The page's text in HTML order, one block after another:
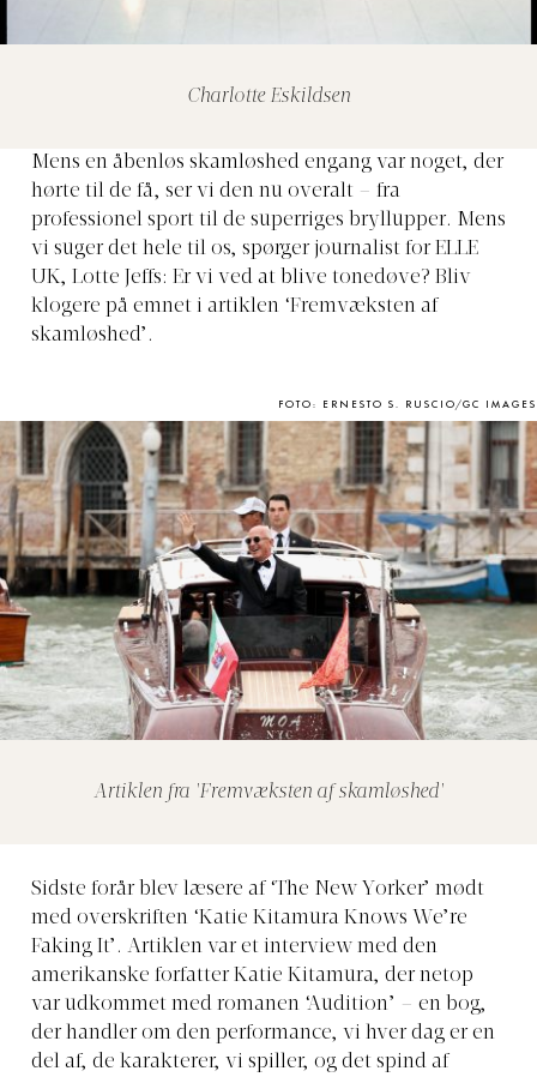
Charlotte Eskildsen
Mens en åbenløs skamløshed engang var noget, der
hørte til de få, ser vi den nu overalt – fra
professionel sport til de superriges bryllupper. Mens
vi suger det hele til os, spørger journalist for ELLE
UK, Lotte Jeffs: Er vi ved at blive tonedøve? Bliv
klogere på emnet i artiklen ‘Fremvæksten af
skamløshed’.
FOTO: ERNESTO S. RUSCIO/GC IMAGES
Artiklen fra 'Fremvæksten af skamløshed'
Sidste forår blev læsere af ‘The New Yorker’ mødt
med overskriften ‘Katie Kitamura Knows We’re
Faking It’. Artiklen var et interview med den
amerikanske forfatter Katie Kitamura, der netop
var udkommet med romanen ‘Audition’ – en bog,
der handler om den performance, vi hver dag er en
del af, de karakterer, vi spiller, og det spind af